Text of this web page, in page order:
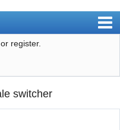
register.
switcher